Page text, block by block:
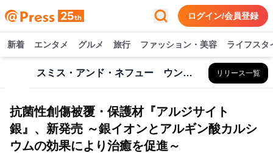
ログイン/会員登録
新着 エンタメ グルメ 旅行 ファッション・美容 ライフスタ
スミス・アンド・ネフュー ウンド マネジメント株式会社 リリース一覧
抗菌性創傷被覆・保護材『アルジサイト
銀』、新発売 ～銀イオンとアルギン酸カルシ
ウムの効果により治癒を促進～